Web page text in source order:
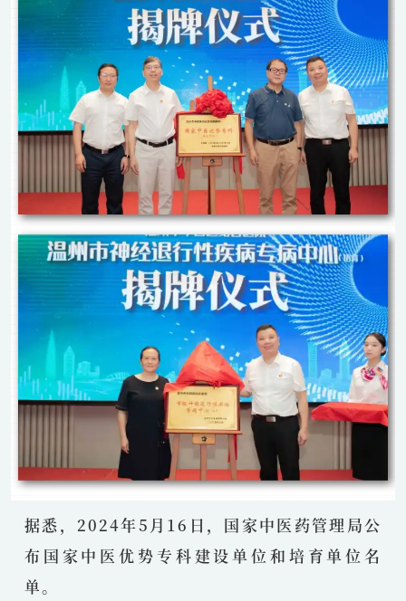
据悉，2024年5月16日，国家中医药管理局公
布国家中医优势专科建设单位和培育单位名
单。